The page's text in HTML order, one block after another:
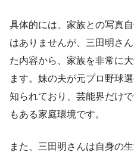
具体的には、家族との写真
はありませんが、三田明さ
た内容から、家族を非常に
ます。妹の夫が元プロ野球
知られており、芸能界だけ
もある家庭環境です。
また、三田明さんは自身の